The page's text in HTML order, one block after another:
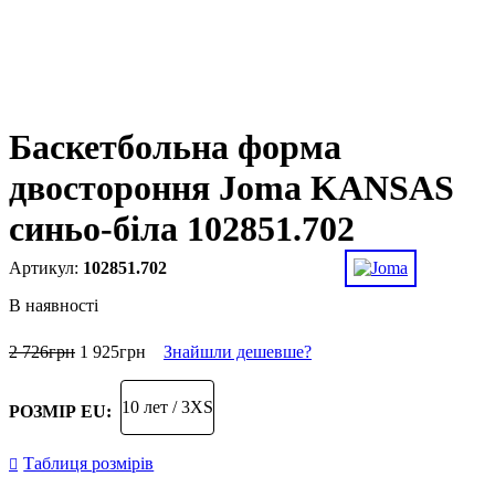
Баскетбольна форма
двостороння Joma KANSAS
синьо-біла 102851.702
102851.702
В наявності
2 726грн 1 925грн Знайшли дешевше?
РОЗМІР EU: 10 лет / 3XS
Таблиця розмірів